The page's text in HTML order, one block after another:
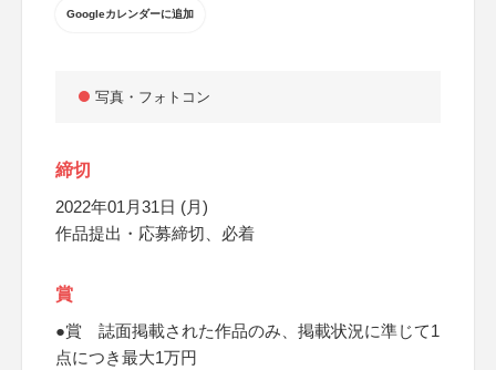
Googleカレンダーに追加
写真・フォトコン
締切
2022年01月31日 (月)
作品提出・応募締切、必着
賞
●賞 誌面掲載された作品のみ、掲載状況に準じて1
点につき最大1万円